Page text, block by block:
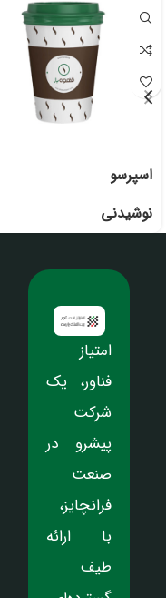
اسپرسو
نوشیدنی
امتیاز
فناور، یک
شرکت
پیشرو در
صنعت
فرانچایز،
با ارائه
طیف